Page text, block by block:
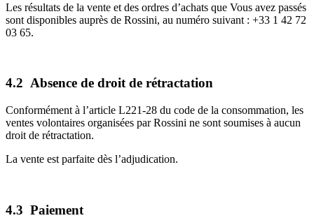
Les résultats de la vente et des ordres d’achats que Vous avez passés
sont disponibles auprès de Rossini, au numéro suivant : +33 1 42 72
03 65.
4.2 Absence de droit de rétractation
Conformément à l’article L221-28 du code de la consommation, les
ventes volontaires organisées par Rossini ne sont soumises à aucun
droit de rétractation.
La vente est parfaite dès l’adjudication.
4.3 Paiement